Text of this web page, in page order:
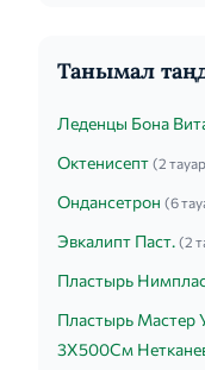
Танымал
Леденцы Бона
Октенисепт (2
Ондансетрон (6
Эвкалипт Паст. (2
Пластырь
Пластырь Мастер
3Х500См